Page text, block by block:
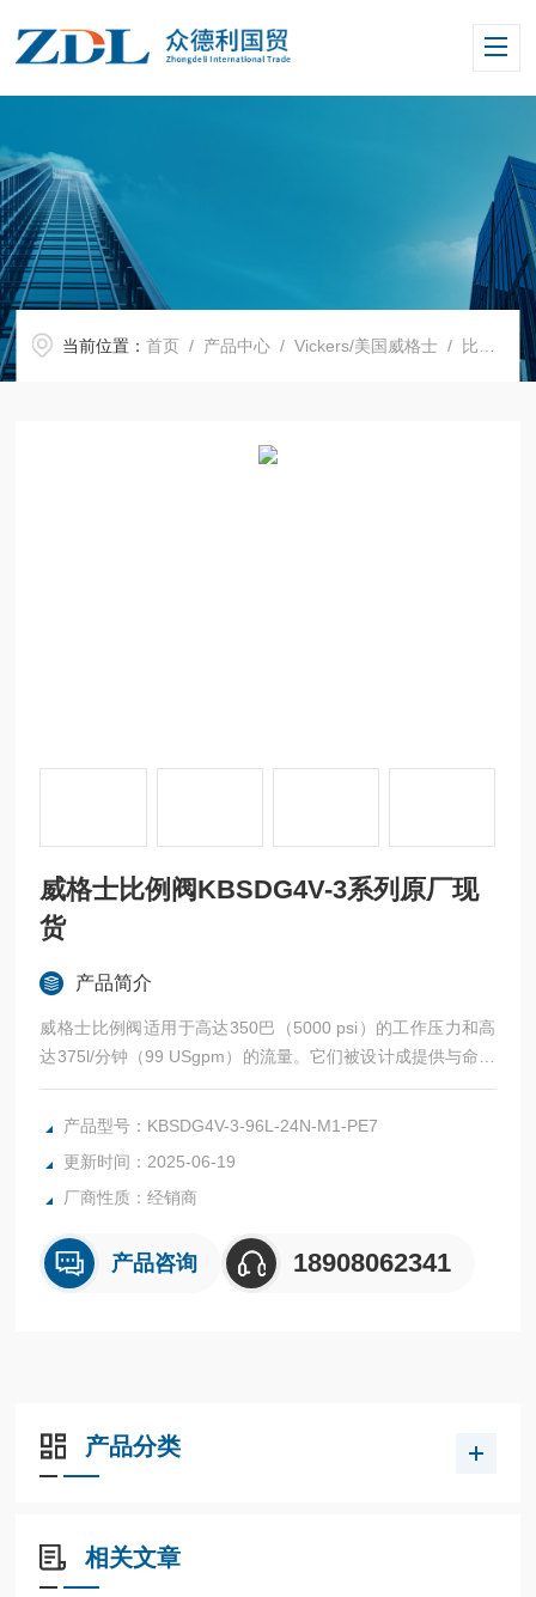
当前位置：首页 / 产品中心 /Vickers/美国威格士 / 比例阀 /
威格士比例阀KBSDG4V-3系列原厂现
货
产品简介
威格士比例阀适用于高达350巴（5000 psi）的工作压力和高
达375l/分钟（99 USgpm）的流量。它们被设计成提供与命令
信号成比例的控制油流，通过阀轴位置反馈来提供精确的控
制。威格士比例阀KBSDG4V-3系列原厂现货KBSDG4V-3-96L
产品型号：KBSDG4V-3-96L-24N-M1-PE7
更新时间：2025-06-19
厂商性质：经销商
产品咨询 18908062341
产品分类
相关文章